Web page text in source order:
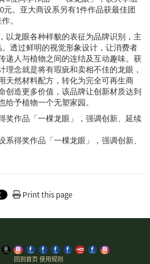
元。亚大商设系另有1件作品获最佳团
。
以龙眼各种样貌的表征为品牌识别，主
透过鲜明的视觉形象设计，让消费者
递人与植物之间的连结及互动趣味。获
理念就是将有瑕疵和卖相不佳的龙眼，
天然材料配方，转化为完全可再生商
创造更多价值，该品牌让创新材质达到
给予植物一个无塑家园。
系得奖作品「一棵龙眼」，强调创新、
Print this page
回到首页 使用规则